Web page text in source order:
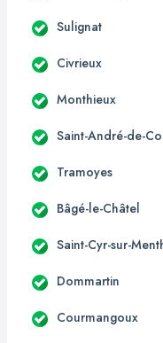
Sulignat
Civrieux
Monthieux
Saint-André-de-
Tramoyes
Bâgé-le-Châtel
Saint-Cyr-sur-
Dommartin
Courmangoux